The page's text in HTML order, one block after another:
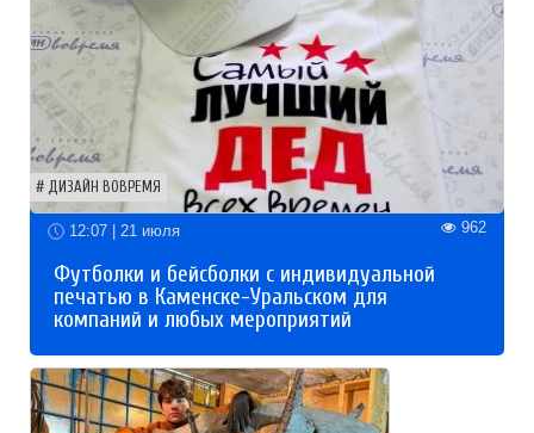
ДИЗАЙН ВОВРЕМЯ
12:07 | 21 июля 962
Футболки и бейсболки с индивидуальной
печатью в Каменске-Уральском для
компаний и любых мероприятий